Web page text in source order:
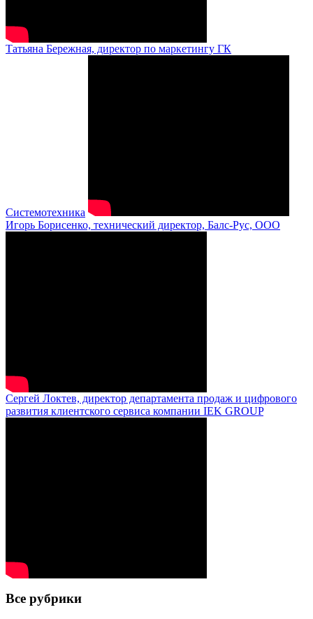
Татьяна Бережная, директор по маркетингу ГК
Системотехника
Игорь Борисенко, технический директор, Балс-Рус, ООО
Сергей Локтев, директор департамента продаж и цифрового
развития клиентского сервиса компании IEK GROUP
Все рубрики